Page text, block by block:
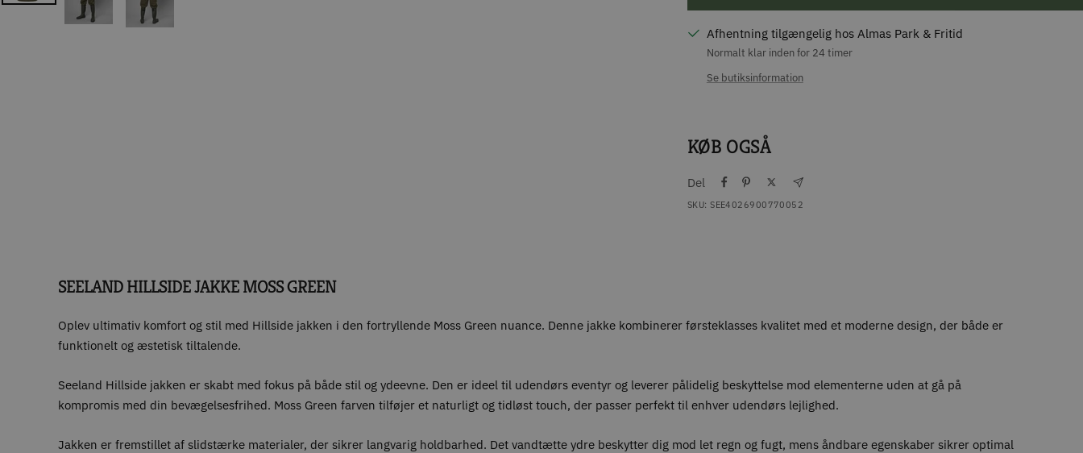
Afhentning tilgængelig hos Almas Park & Fritid
Normalt klar inden for 24 timer
Se butiksinformation
KØB OGSÅ
Del
SKU: SEE4026900770052
SEELAND HILLSIDE JAKKE MOSS GREEN
Oplev ultimativ komfort og stil med Hillside jakken i den fortryllende Moss Green nuance. Denne jakke kombinerer førsteklasses kvalitet med et moderne design, der både er
funktionelt og æstetisk tiltalende.
Seeland Hillside jakken er skabt med fokus på både stil og ydeevne. Den er ideel til udendørs eventyr og leverer pålidelig beskyttelse mod elementerne uden at gå på
kompromis med din bevægelsesfrihed. Moss Green farven tilføjer et naturligt og tidløst touch, der passer perfekt til enhver udendørs lejlighed.
Jakken er fremstillet af slidstærke materialer, der sikrer langvarig holdbarhed. Det vandtætte ydre beskytter dig mod let regn og fugt, mens åndbare egenskaber sikrer optimal